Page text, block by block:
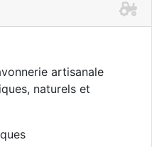
artisanale
naturels et